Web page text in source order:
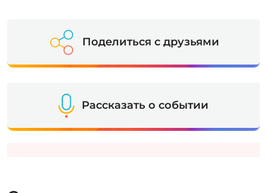
Поделиться с друзьями
Рассказать о событии